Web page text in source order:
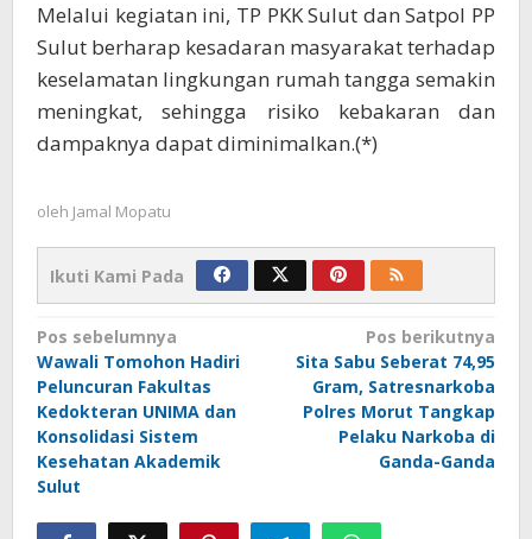
Melalui kegiatan ini, TP PKK Sulut dan Satpol PP
Sulut berharap kesadaran masyarakat terhadap
keselamatan lingkungan rumah tangga semakin
meningkat, sehingga risiko kebakaran dan
dampaknya dapat diminimalkan.(*)
oleh Jamal Mopatu
Ikuti Kami Pada
Navigasi
pos
Pos sebelumnya
Wawali Tomohon Hadiri
Peluncuran Fakultas
Kedokteran UNIMA dan
Konsolidasi Sistem
Kesehatan Akademik
Sulut
Pos berikutnya
Sita Sabu Seberat 74,95
Gram, Satresnarkoba
Polres Morut Tangkap
Pelaku Narkoba di
Ganda-Ganda